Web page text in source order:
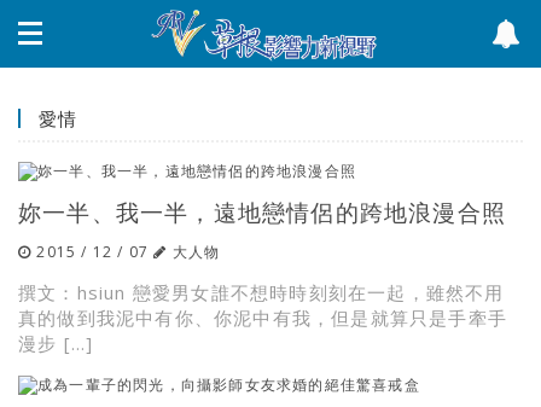
愛情
妳一半、我一半，遠地戀情侶的跨地浪漫合照
2015 / 12 / 07 大人物
撰文：hsiun 戀愛男女誰不想時時刻刻在一起，雖然不用
真的做到我泥中有你、你泥中有我，但是就算只是手牽手
漫步 […]